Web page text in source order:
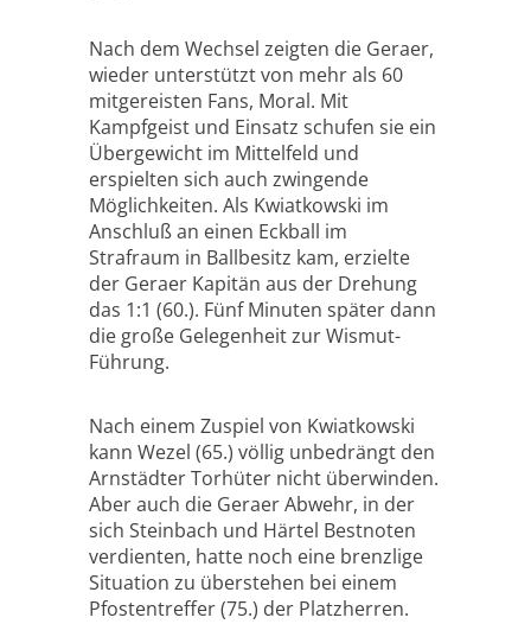
Nach dem Wechsel zeigten die Geraer,
wieder unterstützt von mehr als 60
mitgereisten Fans, Moral. Mit
Kampfgeist und Einsatz schufen sie ein
Übergewicht im Mittelfeld und
erspielten sich auch zwingende
Möglichkeiten. Als Kwiatkowski im
Anschluß an einen Eckball im
Strafraum in Ballbesitz kam, erzielte
der Geraer Kapitän aus der Drehung
das 1:1 (60.). Fünf Minuten später dann
die große Gelegenheit zur Wismut-
Führung.
Nach einem Zuspiel von Kwiatkowski
kann Wezel (65.) völlig unbedrängt den
Arnstädter Torhüter nicht überwinden.
Aber auch die Geraer Abwehr, in der
sich Steinbach und Härtel Bestnoten
verdienten, hatte noch eine brenzlige
Situation zu überstehen bei einem
Pfostentreffer (75.) der Platzherren.